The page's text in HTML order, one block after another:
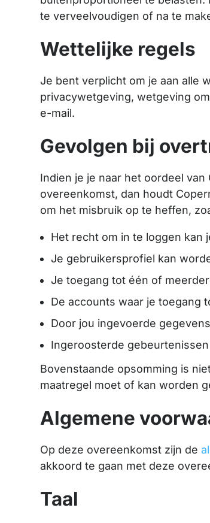
te verveelvoudigen of na te
Wettelijke regels
Je bent verplicht om je aan alle
privacywetgeving, wetgeving
e-mail.
Gevolgen bij
Indien je je naar het oordeel
overeenkomst, dan houdt
om het misbruik op te heffen,
Het recht om in te loggen kan
Je gebruikersprofiel kan
Je toegang tot één of
De accounts waar je toegang
Door jou ingevoerde
Ingeroosterde
Bovenstaande opsomming is
maatregel moet of kan worden
Algemene
Op deze overeenkomst zijn de
akkoord te gaan met deze
Taal